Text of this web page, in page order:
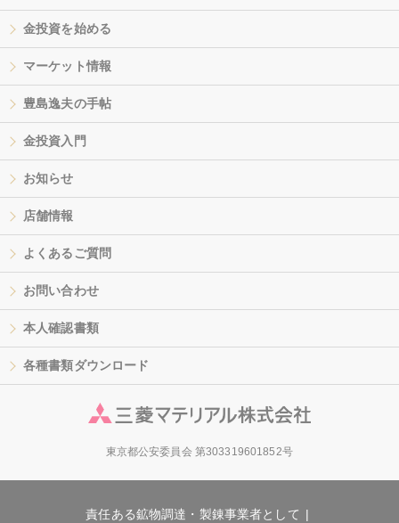
金投資を始める
マーケット情報
豊島逸夫の手帖
金投資入門
お知らせ
店舗情報
よくあるご質問
お問い合わせ
本人確認書類
各種書類ダウンロード
東京都公安委員会 第303319601852号
責任ある鉱物調達・製錬事業者として